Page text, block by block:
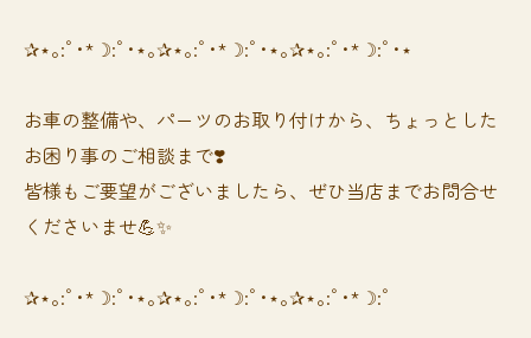
✰⋆｡:ﾟ･*☽:ﾟ･⋆｡✰⋆｡:ﾟ･*☽:ﾟ･⋆｡✰⋆｡:ﾟ･*☽:ﾟ･⋆
お車の整備や、パーツのお取り付けから、ちょっとした
お困り事のご相談まで❣️
皆様もご要望がございましたら、ぜひ当店までお問合せ
くださいませ💪✨
✰⋆｡:ﾟ･*☽:ﾟ･⋆｡✰⋆｡:ﾟ･*☽:ﾟ･⋆｡✰⋆｡:ﾟ･*☽:ﾟ